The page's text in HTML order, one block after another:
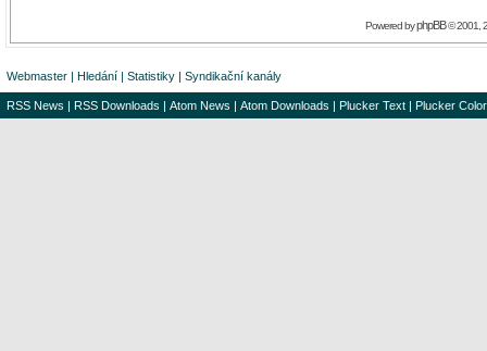
Powered byphpBB© 2001,
Webmaster | Hledání | Statistiky | Syndikační kanály
RSS News | RSS Downloads | Atom News | Atom Downloads | Plucker Text | Plucker Color